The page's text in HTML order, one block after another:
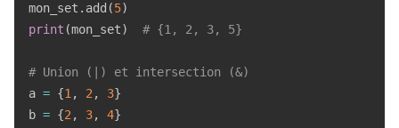
mon_set . add (5)
print (mon_set) # {1, 2, 3, 5}
# Union (|) et intersection (&)
a = {1, 2, 3}
b = {2, 3, 4}